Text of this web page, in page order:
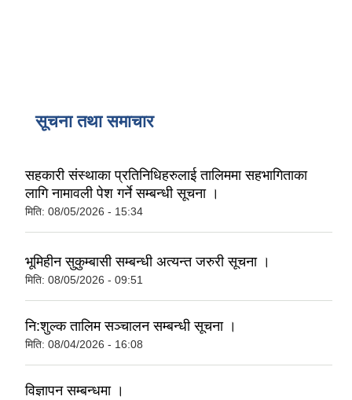
सूचना तथा समाचार
सहकारी संस्थाका प्रतिनिधिहरुलाई तालिममा सहभागिताका
लागि नामावली पेश गर्ने सम्बन्धी सूचना ।
मिति: 08/05/2026 - 15:34
भूमिहीन सुकुम्बासी सम्बन्धी अत्यन्त जरुरी सूचना ।
मिति: 08/05/2026 - 09:51
नि:शुल्क तालिम सञ्चालन सम्बन्धी सूचना ।
मिति: 08/04/2026 - 16:08
विज्ञापन सम्बन्धमा ।